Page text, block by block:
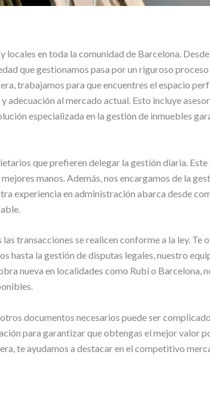
en toda la comunidad de Barcelona.
que gestionamos pasa por un riguroso
trabajamos para que encuentres el espacio
al mercado actual. Esto incluye
especializada en la gestión de inmuebles
que prefieren delegar la gestión diaria.
manos. Además, nos encargamos de la
experiencia en administración abarca desde
transacciones se realicen conforme a la ley.
hasta la gestión de disputas legales, nuestro
nueva en localidades como Rubí o Barcelona,
documentos necesarios puede ser
para garantizar que obtengas el mejor valor
te ayudamos a destacar en el competitivo